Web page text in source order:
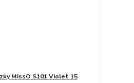
MissO S101 Violet 15